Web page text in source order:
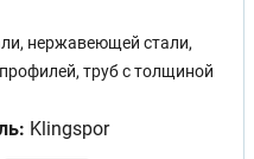
нержавеющей стали,
труб с толщиной
Klingspor